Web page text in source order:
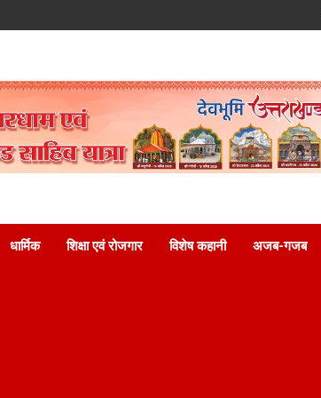
धार्मिक शिक्षा एवं रोजगार विशेष कहानी अजब-गजब